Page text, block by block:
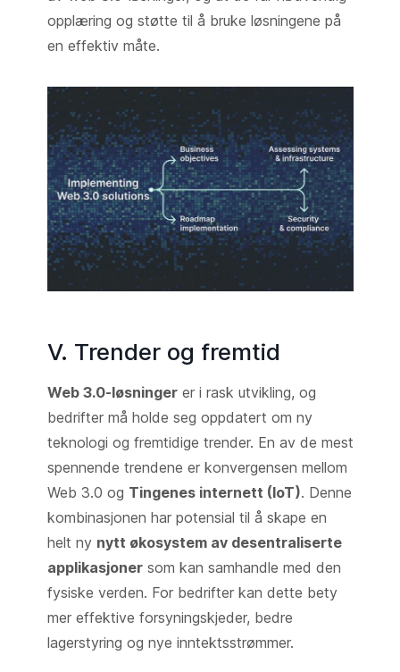
opplæring og støtte til å bruke løsningene på
en effektiv måte.
V. Trender og fremtid
Web 3.0-løsningerer i rask utvikling, og
bedrifter må holde seg oppdatert om ny
teknologi og fremtidige trender. En av de mest
spennende trendene er konvergensen mellom
Web 3.0 og Tingenes internett (IoT). Denne
kombinasjonen har potensial til å skape en
helt ny nytt økosystem av desentraliserte
applikasjonersom kan samhandle med den
fysiske verden. For bedrifter kan dette bety
mer effektive forsyningskjeder, bedre
lagerstyring og nye inntektsstrømmer.